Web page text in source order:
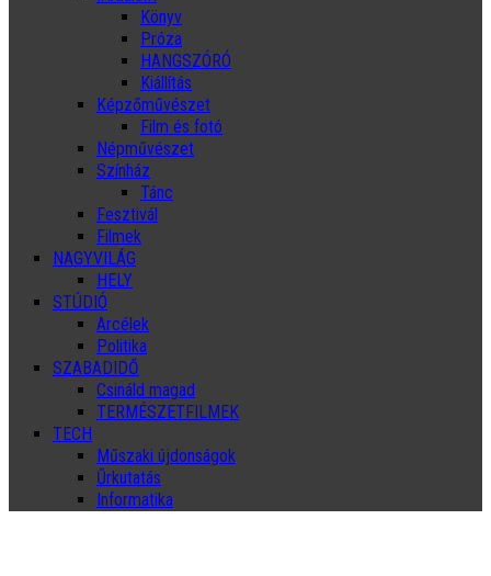
Könyv
Próza
HANGSZÓRÓ
Kiállítás
Képzőművészet
Film és fotó
Népművészet
Színház
Tánc
Fesztivál
Filmek
NAGYVILÁG
HELY
STÚDIÓ
Arcélek
Politika
SZABADIDŐ
Csináld magad
TERMÉSZETFILMEK
TECH
Műszaki újdonságok
Űrkutatás
Informatika